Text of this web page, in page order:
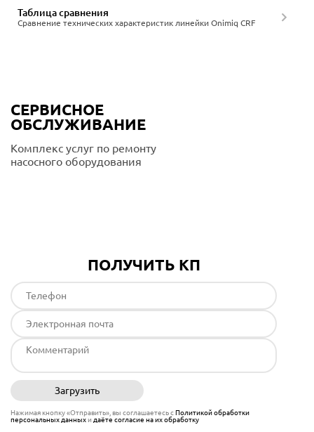
Сравнение технических характеристик линейки Onimiq CRF
Таблица сравнения
СЕРВИСНОЕ
ОБСЛУЖИВАНИЕ
Комплекс услуг по ремонту
насосного оборудования
ПОЛУЧИТЬ КП
Загрузить
Нажимая кнопку «Отправить», вы соглашаетесь сПолитикой обработки
персональных данныхи даёте согласие на их обработку